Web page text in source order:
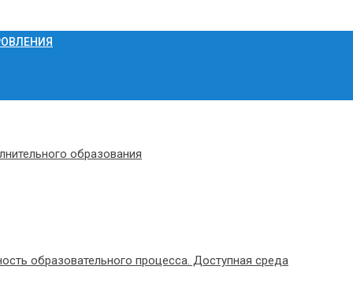
образования
образовательного процесса. Доступная среда